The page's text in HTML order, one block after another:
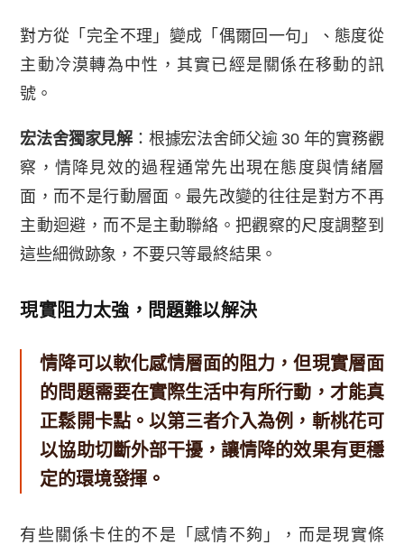
對方從「完全不理」變成「偶爾回一句」、態度從
主動冷漠轉為中性，其實已經是關係在移動的訊
號。
宏法舍獨家見解 ：根據宏法舍師父逾 30 年的實務觀
察，情降見效的過程通常先出現在態度與情緒層
面，而不是行動層面。最先改變的往往是對方不再
主動迴避，而不是主動聯絡。把觀察的尺度調整到
這些細微跡象，不要只等最終結果。
現實阻力太強，問題難以解決
情降可以軟化感情層面的阻力，但現實層面
的問題需要在實際生活中有所行動，才能真
正鬆開卡點。以第三者介入為例，斬桃花可
以協助切斷外部干擾，讓情降的效果有更穩
定的環境發揮。
有些關係卡住的不是「感情不夠」，而是現實條